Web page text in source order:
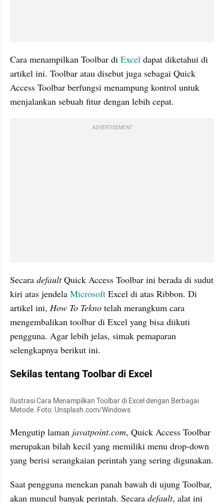
Cara menampilkan Toolbar di Excel dapat diketahui di
artikel ini. Toolbar atau disebut juga sebagai Quick
Access Toolbar berfungsi menampung kontrol untuk
menjalankan sebuah fitur dengan lebih cepat.
ADVERTISEMENT
Secara default Quick Access Toolbar ini berada di sudut
kiri atas jendela Microsoft Excel di atas Ribbon. Di
artikel ini, How To Tekno telah merangkum cara
mengembalikan toolbar di Excel yang bisa diikuti
pengguna. Agar lebih jelas, simak pemaparan
selengkapnya berikut ini.
Sekilas tentang Toolbar di Excel
Ilustrasi Cara Menampilkan Toolbar di Excel dengan Berbagai
Metode. Foto: Unsplash.com/Windows
Mengutip laman javatpoint.com, Quick Access Toolbar
merupakan bilah kecil yang memiliki menu drop-down
Saat pengguna menekan panah bawah di ujung Toolbar,
akan muncul banyak perintah. Secara default, alat ini